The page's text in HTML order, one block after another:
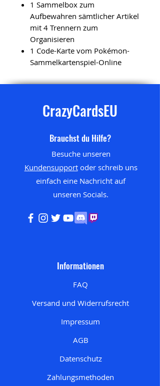
1 Sammelbox zum
Aufbewahren sämtlicher Artikel
mit 4 Trennern zum
Organisieren
1 Code-Karte vom Pokémon-
Sammelkartenspiel-Online
CrazyCardsEU
Brauchst du Hilfe?
Besuche unseren
Kundensupportoder schreib uns
einfach eine Nachricht auf
unseren Socials.
Informationen
FAQ
Versand und Widerrufsrecht
Impressum
AGB
Datenschutz
Zahlungsmethoden